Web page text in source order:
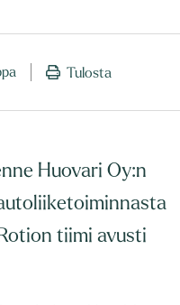
Tulosta
Huovari Oy:n
tiimi avusti